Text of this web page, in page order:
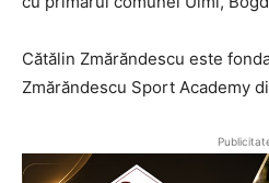
Cătălin Zmărăndescu este
Zmărăndescu Sport Academy